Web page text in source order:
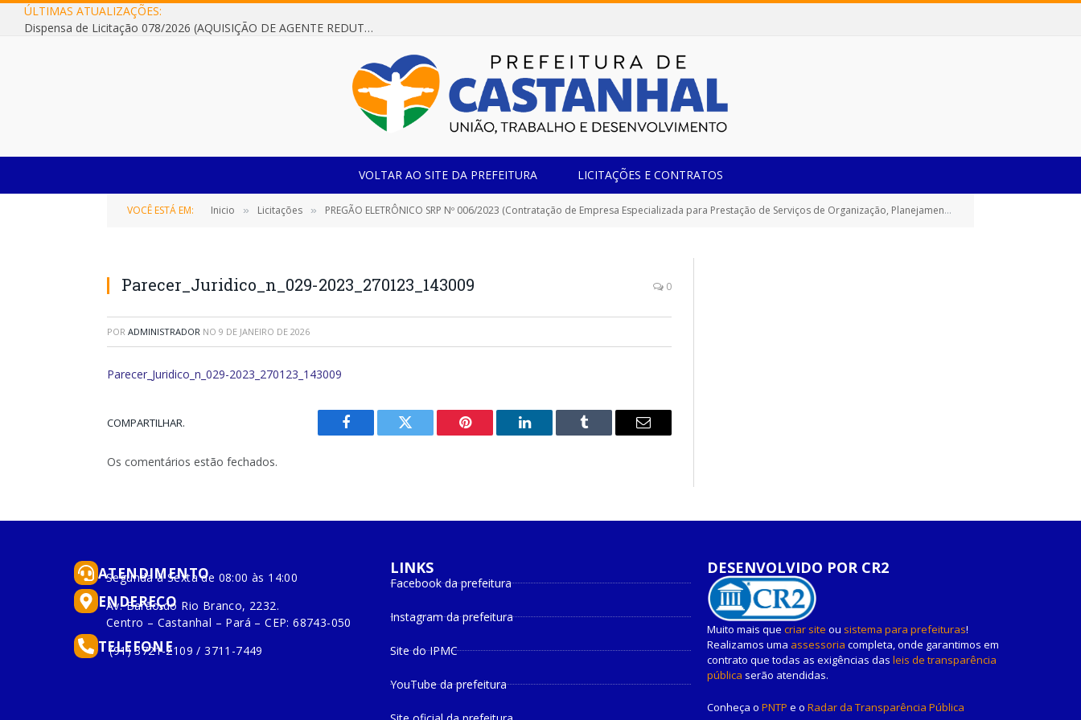
ÚLTIMAS ATUALIZAÇÕES:
Dispensa de Licitação 078/2026 (AQUISIÇÃO DE AGENTE REDUTOR LÍQUIDO AUTOMOTIVO – ARLA 32, PARA ATENDER A FROTA OFICIAL DE VEÍCULOS DA SECRETARIA MUNICIPAL DE EDUCAÇÃO DO MUNICÍPIO DE CASTANHAL/PA)
VOLTAR AO SITE DA PREFEITURA LICITAÇÕES E CONTRATOS
VOCÊ ESTÁ EM: Inicio » Licitações » PREGÃO ELETRÔNICO SRP Nº 006/2023 (Contratação de Empresa Especializada para Prestação de Serviços de Organização, Planejamento Operacional e Execução de Eventos, Elaboração, Locação e Fornecimento de Todo o Material e Infraestrutura Necessários, Que Serão Utilizados Durante a Programação de Eventos Comemorativos e Educacionais, Culturais e Esportivos)
Parecer_Juridico_n_029-2023_270123_143009 0
POR ADMINISTRADOR NO 9 DE JANEIRO DE 2026
Parecer_Juridico_n_029-2023_270123_143009
COMPARTILHAR.
Facebook Twitter Pinterest
O
Tumblr
E-
Os comentários estão fechados.
ATENDIMENTO
Segunda à Sexta de 08:00 às 14:00
ENDEREÇO
Av. Barão do Rio Branco, 2232.
Centro – Castanhal – Pará – CEP: 68743-050
TELEFONE
(91) 3721-2109 / 3711-7449
LINKS
Facebook da prefeitura
Instagram da prefeitura
Site do IPMC
YouTube da prefeitura
DESENVOLVIDO POR CR2
Muito mais que criar site ou sistema para prefeituras!
Realizamos uma assessoria completa, onde garantimos em
contrato que todas as exigências das leis de transparência
pública serão atendidas.
Conheça o PNTP e o Radar da Transparência Pública